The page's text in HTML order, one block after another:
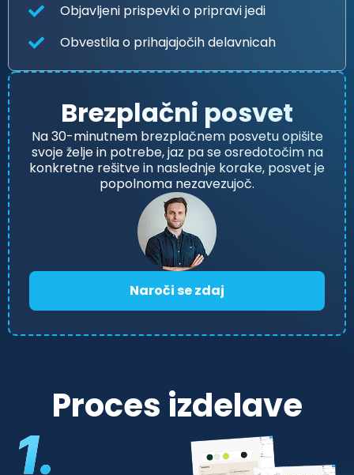
Objavljeni prispevki o pripravi jedi
Obvestila o prihajajočih delavnicah
Brezplačni posvet
Na 30-minutnem brezplačnem posvetu opišite
svoje želje in potrebe, jaz pa se osredotočim na
konkretne rešitve in naslednje korake, posvet je
popolnoma nezavezujoč.
Naroči se zdaj
Proces izdelave